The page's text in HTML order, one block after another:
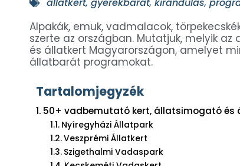
állatkert, gyerekbarát, kirándulás,
Alpakák, emuk, vadmalacok,
szerte az országban. Mutatjuk, melyik
és állatkert Magyarországon, amelyet
állatbarát programokat.
Tartalomjegyzék
50+ vadbemutató kert, állatsimogató és
Nyíregyházi Állatpark
Veszprémi Állatkert
Szigethalmi Vadaspark